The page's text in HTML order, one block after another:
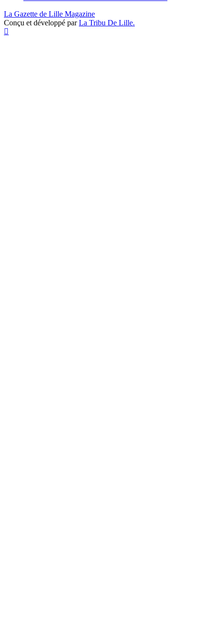
La Gazette de Lille Magazine
Conçu et développé parLa Tribu De Lille.